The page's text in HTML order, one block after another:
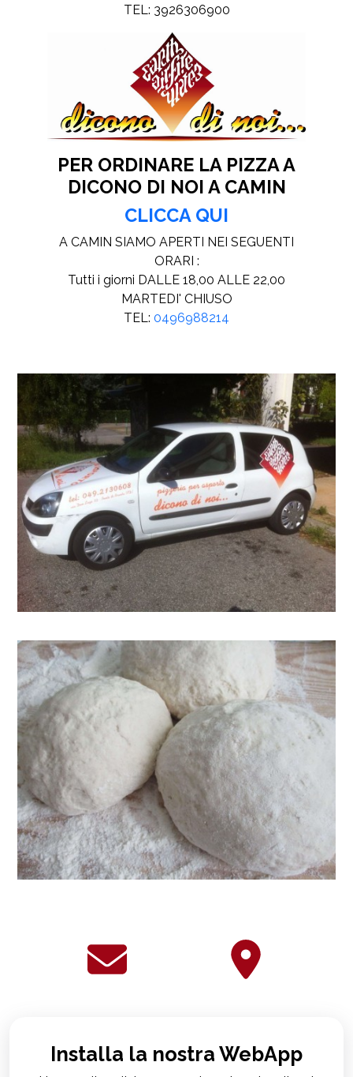
TEL: 3926306900
PER ORDINARE LA PIZZA A
DICONO DI NOI A CAMIN
CLICCA QUI
A CAMIN SIAMO APERTI NEI SEGUENTI
ORARI :
Tutti i giorni DALLE 18,00 ALLE 22,00
MARTEDI' CHIUSO
TEL: 0496988214
Installa la nostra WebApp